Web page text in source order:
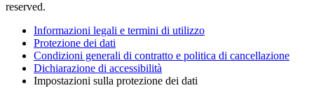
reserved.
Informazioni legali e termini di utilizzo
Protezione dei dati
Condizioni generali di contratto e politica di cancellazione
Dichiarazione di accessibilità
Impostazioni sulla protezione dei dati